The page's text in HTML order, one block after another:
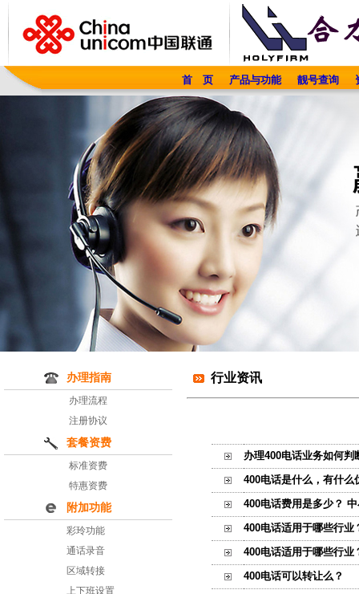
首 页 产品与功能 靓号查询
办理指南
办理流程
注册协议
套餐资费
标准资费
特惠资费
附加功能
彩玲功能
通话录音
区域转接
上下班设置
行业资讯
办理400电话业务如何判
400电话是什么，有什么
400电话费用是多少？
400电话适用于哪些行业
400电话适用于哪些行业
400电话可以转让么？